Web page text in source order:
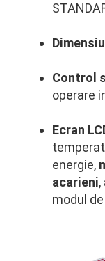
Control
operare
Ecran
energie,
acarieni
modul